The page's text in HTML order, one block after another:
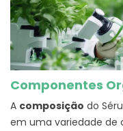
Componentes
A composição do
em uma variedade de